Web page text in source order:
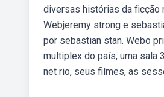
diversas histórias da ficção
Webjeremy strong e
por sebastian stan. Webo
multiplex do país, uma sala
net rio, seus filmes, as